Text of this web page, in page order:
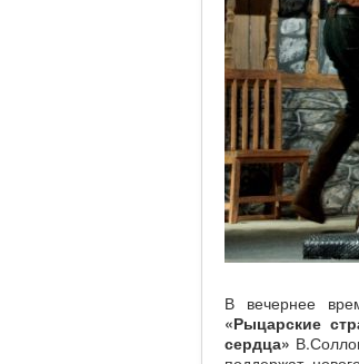
В вечернее
«Рыцарские
сердца»